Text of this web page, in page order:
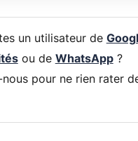
un utilisateur de
ou de WhatsApp?
nous pour ne rien rater